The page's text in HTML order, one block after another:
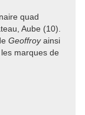
quad
Aube (10).
Geoffroyainsi
marques de